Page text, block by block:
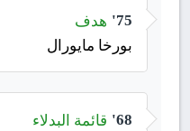
75'
هدف
بورخا مايورال
68' قائمة البدلاء